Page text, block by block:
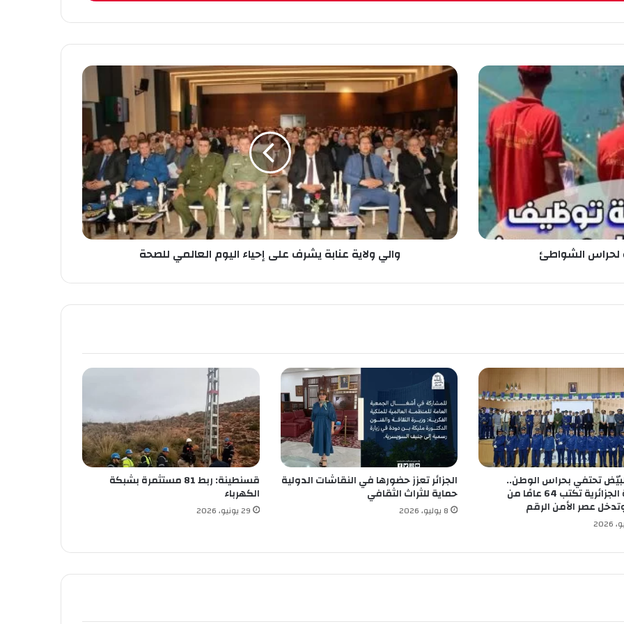
لحراس الشواطئ
و
ا
ل
ي
و
ل
ا
ي
ة
ع
ن
ا
ر
ل
ى
إ
ا
ل
ي
و
م
ع
والي ولاية عنابة يشرف على إحياء اليوم العالمي للصحة
تحتفي بحراس الوطن..
الشرطة الجزائرية تكتب 64 عامًا من
عصر الأمن الرقم
الجزائر تعزز حضورها في النقاشات الدولية
حماية للثراث الثقافي
8 يوليو، 2026
قسنطينة: ربط 81 مستثمرة بشبكة
الكهرباء
29 يونيو، 2026